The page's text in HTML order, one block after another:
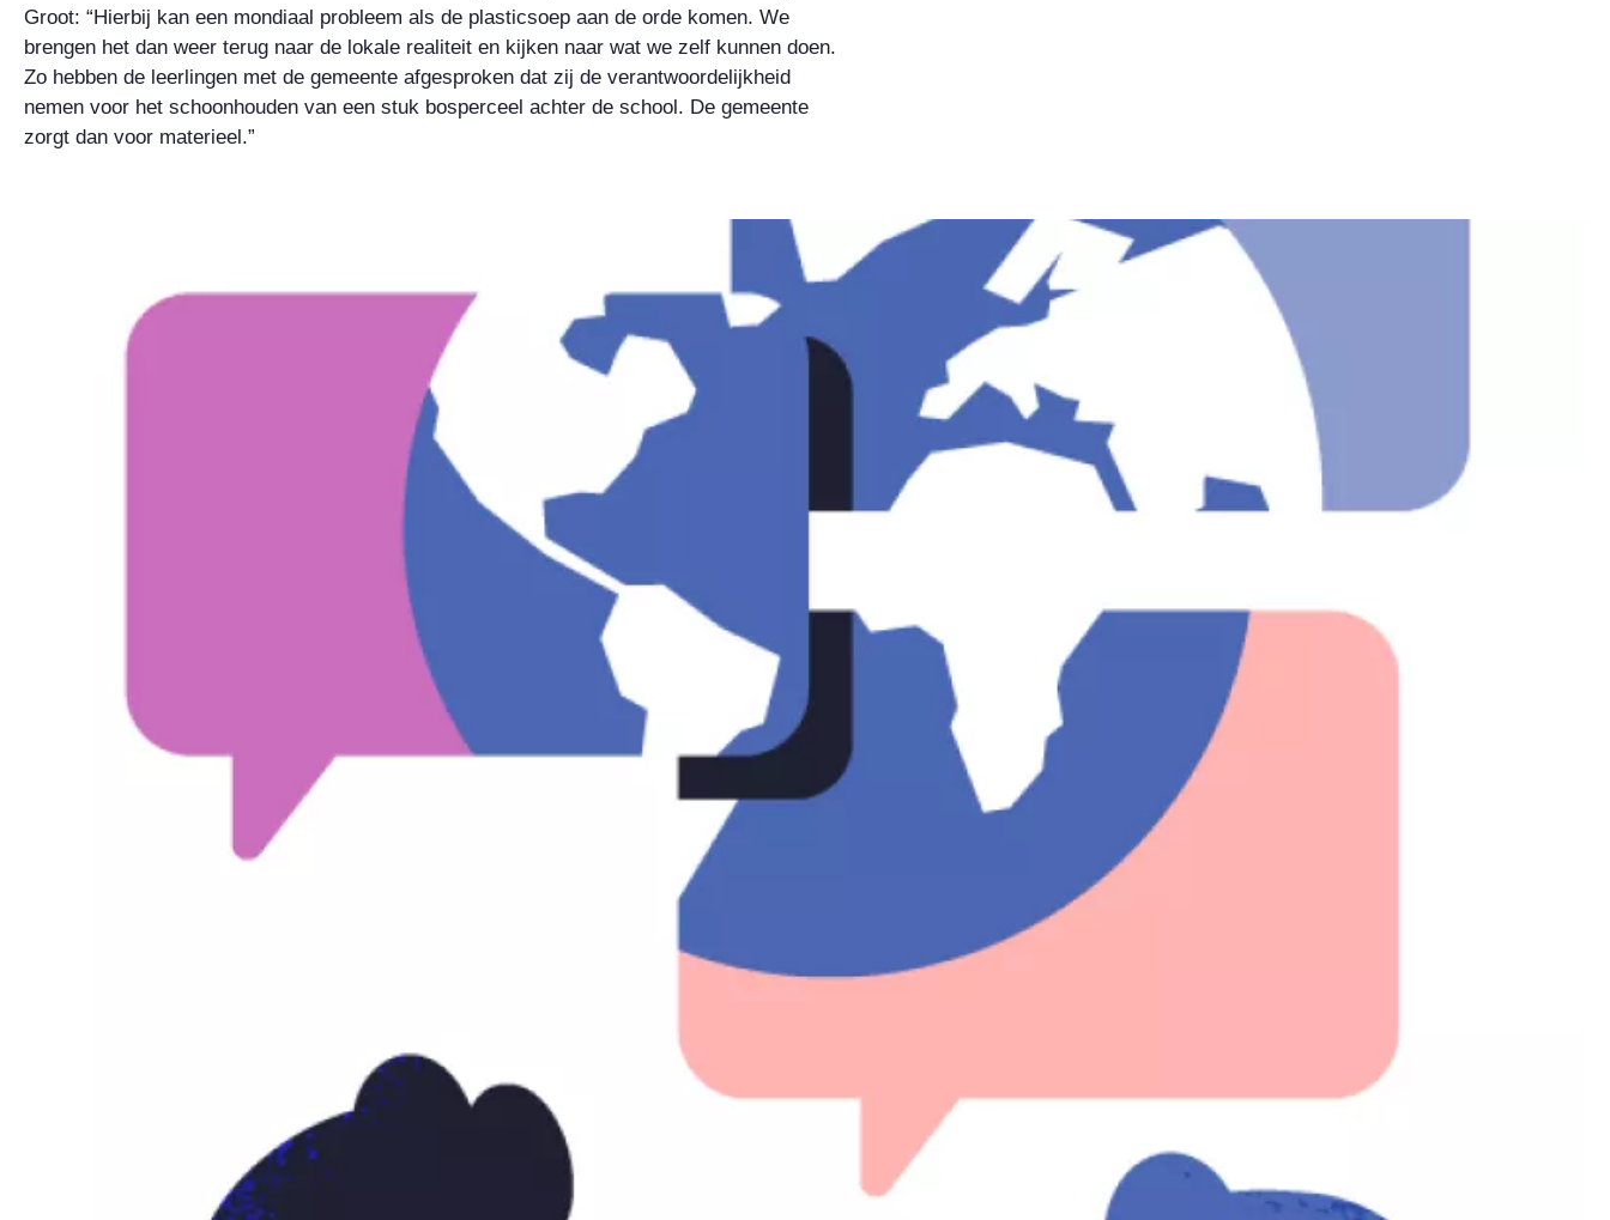
Groot: “Hierbij kan een mondiaal probleem als de plasticsoep aan de orde komen. We
brengen het dan weer terug naar de lokale realiteit en kijken naar wat we zelf kunnen doen.
Zo hebben de leerlingen met de gemeente afgesproken dat zij de verantwoordelijkheid
nemen voor het schoonhouden van een stuk bosperceel achter de school. De gemeente
zorgt dan voor materieel.”